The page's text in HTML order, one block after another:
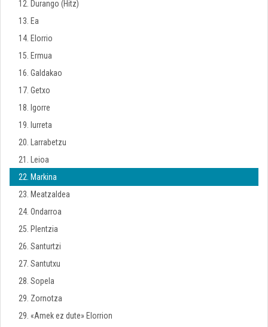
12. Durango (Hitz)
13. Ea
14. Elorrio
15. Ermua
16. Galdakao
17. Getxo
18. Igorre
19. Iurreta
20. Larrabetzu
21. Leioa
22. Markina
23. Meatzaldea
24. Ondarroa
25. Plentzia
26. Santurtzi
27. Santutxu
28. Sopela
29. Zornotza
29. «Amek ez dute» Elorrion